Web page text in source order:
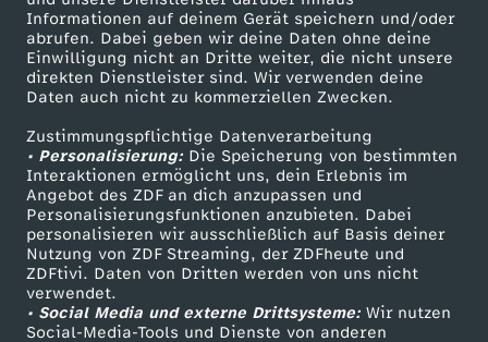
Informationen auf deinem Gerät speichern und/oder
abrufen. Dabei geben wir deine Daten ohne deine
Einwilligung nicht an Dritte weiter, die nicht unsere
direkten Dienstleister sind. Wir verwenden deine
Daten auch nicht zu kommerziellen Zwecken.
Zustimmungspflichtige Datenverarbeitung
• Personalisierung:Die Speicherung von bestimmten
Interaktionen ermöglicht uns, dein Erlebnis im
Angebot des ZDF an dich anzupassen und
Personalisierungsfunktionen anzubieten. Dabei
personalisieren wir ausschließlich auf Basis deiner
Nutzung von ZDF Streaming, der ZDFheute und
ZDFtivi. Daten von Dritten werden von uns nicht
verwendet.
• Social Media und externe Drittsysteme:Wir nutzen
Social-Media-Tools und Dienste von anderen
r
i
m
i
n
i
ZDF-Apps
Smart TV
ZDFtext
Livestreams
Sendungen A-Z
TV-Programm
ZDFmitreden
Kontakt zum ZDF
Tickets
Zuschauerservice
Hilfe
ZDF Unternehmen